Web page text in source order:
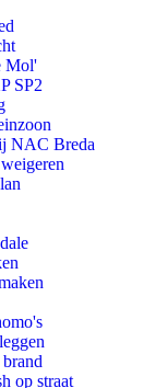
Mol'
SP2
NAC Breda
op straat